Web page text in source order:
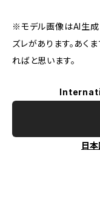
※モデル画像はAI生成
ズレがあります。あく
ればと思います。
日